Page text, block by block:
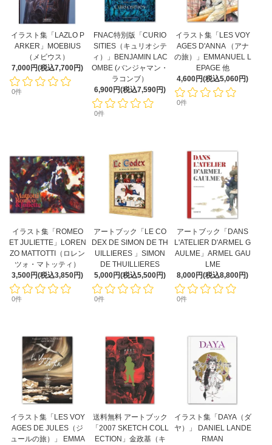
イラスト集「LAZLO P
ARKER」MOEBIUS
（メビウス）
7,000円(税込7,700円)
0件
FNAC特別版「CURIO
SITIES（キュリオシテ
ィ）」BENJAMIN LAC
OMBE (バンジャマン・
ラコンブ）
6,900円(税込7,590円)
0件
イラスト集「LES VOY
AGES D'ANNA （アナ
の旅）」EMMANUEL L
EPAGE 他
4,600円(税込5,060円)
0件
イラスト集「ROMEO
ET JULIETTE」LOREN
ZO MATTOTTI（ロレン
ツォ・マトッティ）
3,500円(税込3,850円)
0件
アートブック「LE CO
DEX DE SIMON DE TH
UILLIERES 」SIMON
DE THUILLIERES
5,000円(税込5,500円)
0件
アートブック「DANS
L'ATELIER D'ARMEL G
AULME」ARMEL GAU
LME
8,000円(税込8,800円)
0件
イラスト集「LES VOY
AGES DE JULES（ジ
ュールの旅）」 EMMA
送料無料 アートブック
「2007 SKETCH COLL
ECTION」金政基（キ
イラスト集「DAYA（ダ
ヤ）」 DANIEL LANDE
RMAN